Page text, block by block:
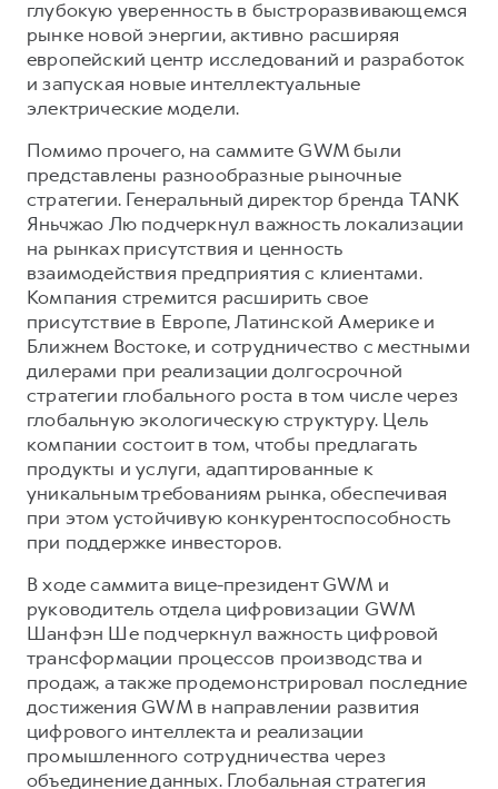
глубокую уверенность в быстроразвивающемся
рынке новой энергии, активно расширяя
европейский центр исследований и разработок
и запуская новые интеллектуальные
электрические модели.
Помимо прочего, на саммите GWM были
представлены разнообразные рыночные
стратегии. Генеральный директор бренда TANK
Яньчжао Лю подчеркнул важность локализации
на рынках присутствия и ценность
взаимодействия предприятия с клиентами.
Компания стремится расширить свое
присутствие в Европе, Латинской Америке и
Ближнем Востоке, и сотрудничество с местными
дилерами при реализации долгосрочной
стратегии глобального роста в том числе через
глобальную экологическую структуру. Цель
компании состоит в том, чтобы предлагать
продукты и услуги, адаптированные к
уникальным требованиям рынка, обеспечивая
при этом устойчивую конкурентоспособность
при поддержке инвесторов.
В ходе саммита вице-президент GWM и
руководитель отдела цифровизации GWM
Шанфэн Ше подчеркнул важность цифровой
трансформации процессов производства и
продаж, а также продемонстрировал последние
достижения GWM в направлении развития
цифрового интеллекта и реализации
промышленного сотрудничества через
объединение данных. Глобальная стратегия